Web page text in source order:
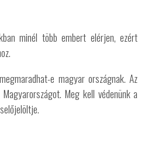
minél több embert elérjen, ezért
e magyar országnak. Az
Meg kell védenünk a